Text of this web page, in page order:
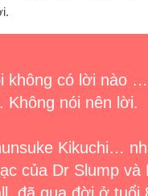
không có lời nào
Không nói nên lời.
Kikuchi…
của Dr Slump và